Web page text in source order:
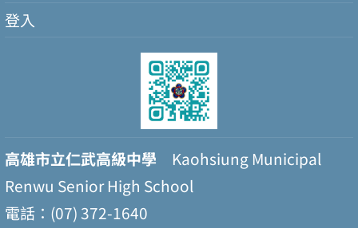
登入
高雄市立仁武高級中學 Kaohsiung Municipal
Renwu Senior High School
電話：(07) 372-1640